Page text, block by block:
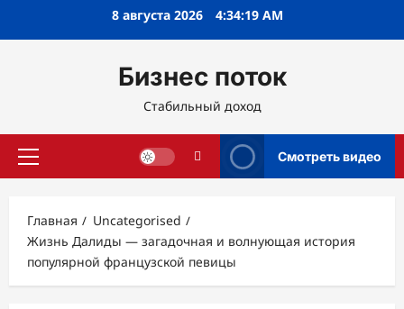
8 августа 2026 4:34:20 AM
Бизнес поток
Стабильный доход
Основное
Смотреть видео
Главная
Uncategorised
Жизнь Далиды — загадочная и волнующая история
популярной французской певицы